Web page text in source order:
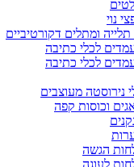
נוי
תלייה ומתלים דקורטיביים
לכלי כתיבה
לכלי כתיבה
נירוסטה מעוצבים
וכוסות קפה
הגשה
לעוגה